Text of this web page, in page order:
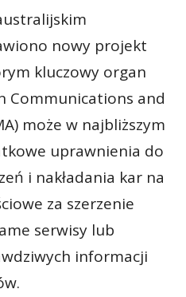
nowy projekt
kluczowy organ
Communications and
może w najbliższym
uprawnienia do
i nakładania kar na
za szerzenie
serwisy lub
informacji